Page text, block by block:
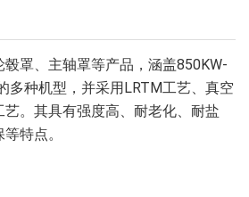
罩、主轴罩等产品，涵盖850KW-
多种机型，并采用LRTM工艺、真空
艺。其具有强度高、耐老化、耐盐
特点。